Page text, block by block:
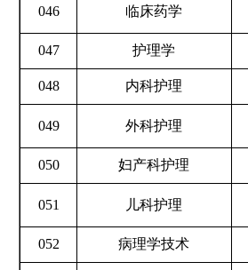
046 临床药学
047 护理学
048 内科护理
049 外科护理
050 妇产科护理
051 儿科护理
052 病理学技术